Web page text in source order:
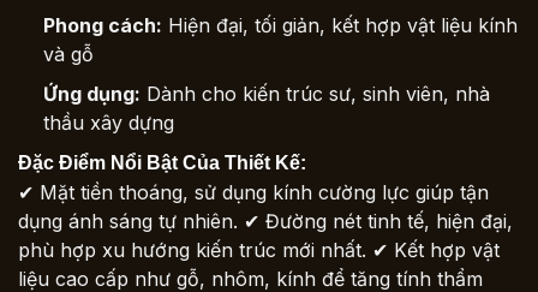
Phong cách: Hiện đại, tối giản, kết hợp vật liệu kính
và gỗ
Ứng dụng: Dành cho kiến trúc sư, sinh viên, nhà
thầu xây dựng
Đặc Điểm Nổi Bật Của Thiết Kế:
✔ Mặt tiền thoáng, sử dụng kính cường lực giúp tận
dụng ánh sáng tự nhiên. ✔ Đường nét tinh tế, hiện đại,
phù hợp xu hướng kiến trúc mới nhất. ✔ Kết hợp vật
liệu cao cấp như gỗ, nhôm, kính để tăng tính thẩm